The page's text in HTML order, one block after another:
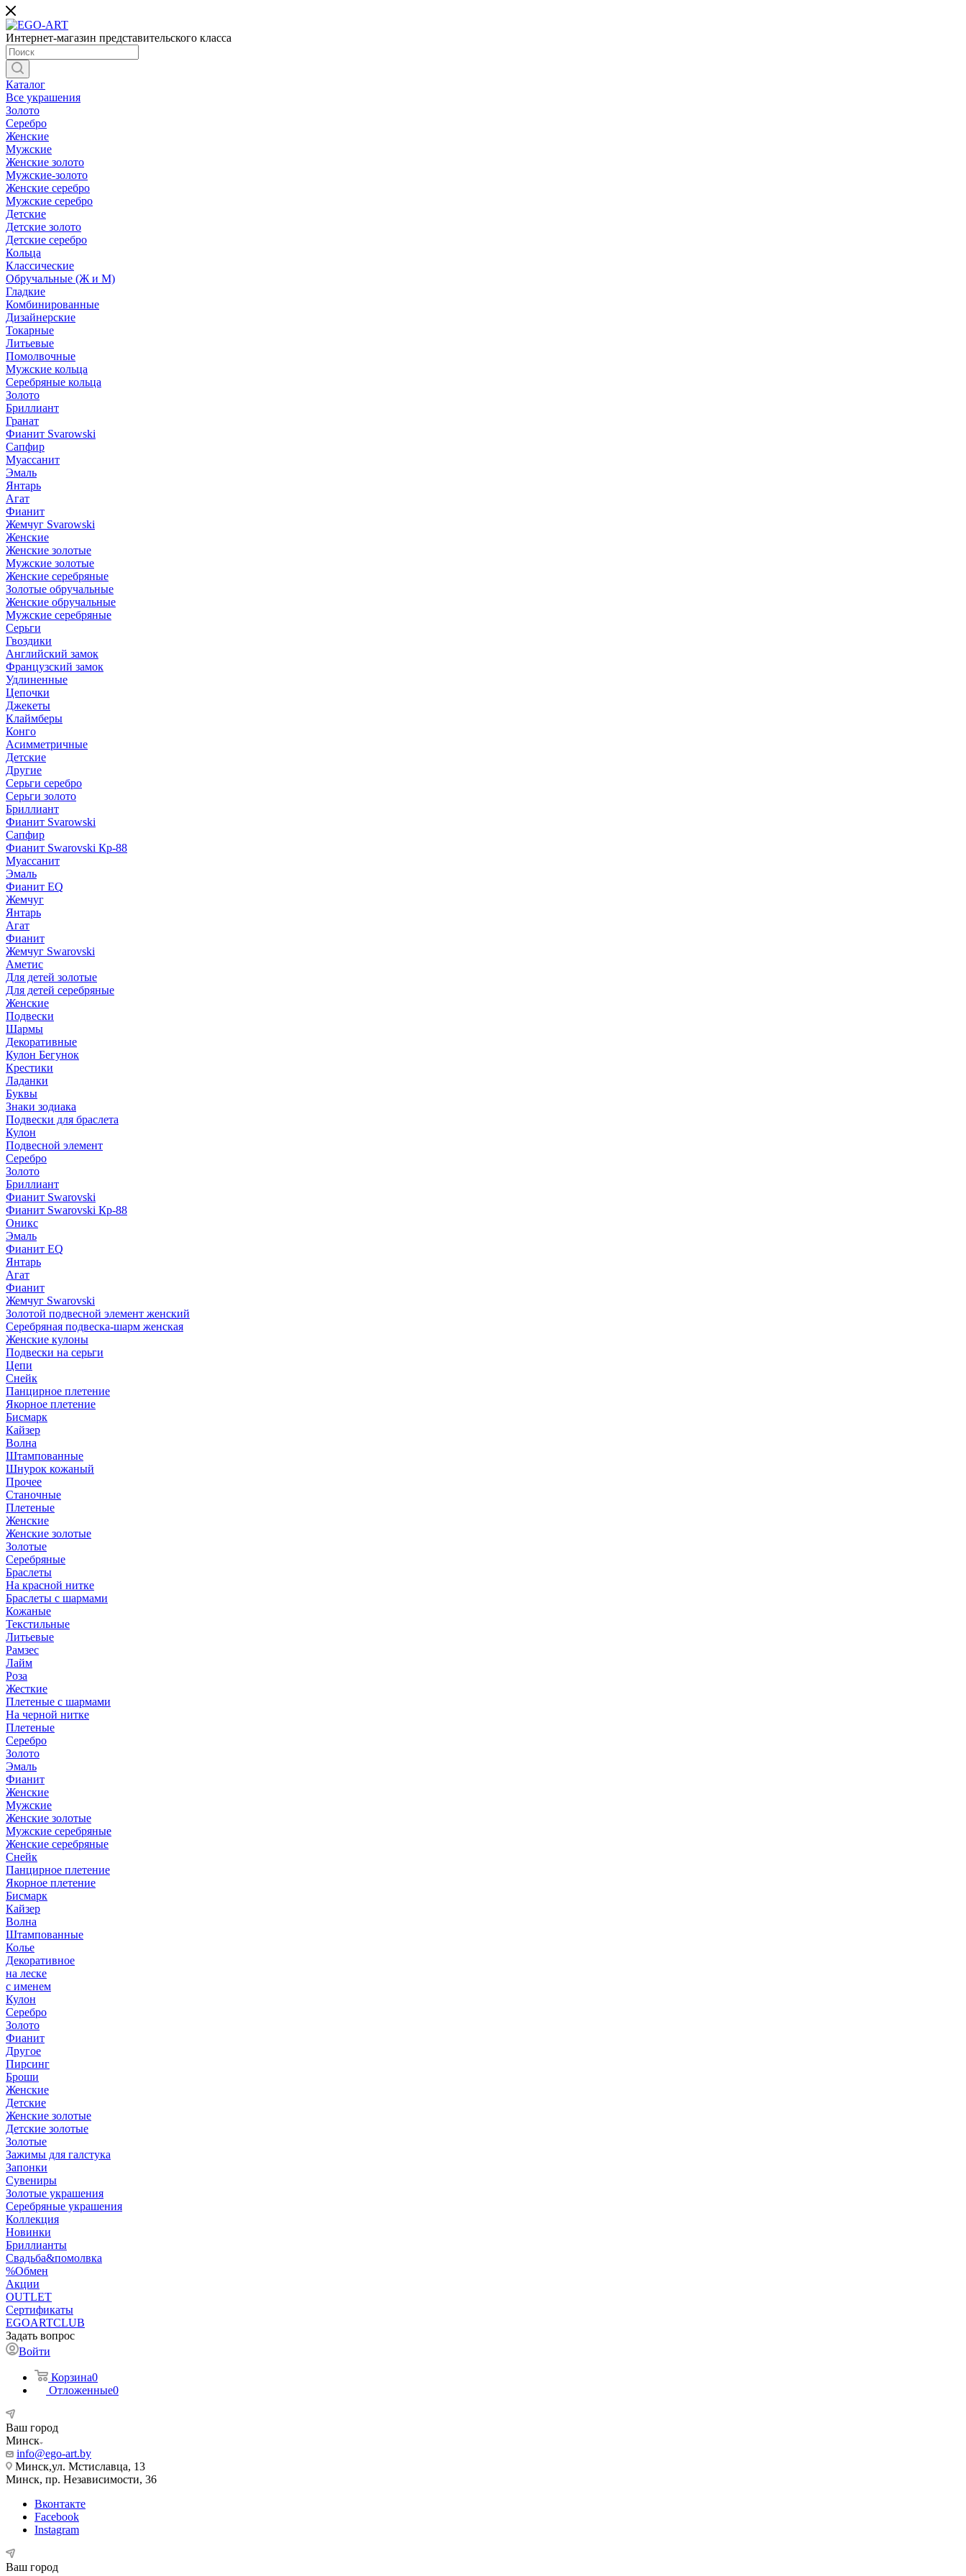
Интернет-магазин представительского класса
Каталог
Все украшения
Золото
Серебро
Женские
Мужские
Женские золото
Мужские-золото
Женские серебро
Мужские серебро
Детские
Детские золото
Детские серебро
Кольца
Классические
Обручальные (Ж и М)
Гладкие
Комбинированные
Дизайнерские
Токарные
Литьевые
Помолвочные
Мужские кольца
Серебряные кольца
Золото
Бриллиант
Гранат
Фианит Svarowski
Сапфир
Муассанит
Эмаль
Янтарь
Агат
Фианит
Жемчуг Svarowski
Женские
Женские золотые
Мужские золотые
Женские серебряные
Золотые обручальные
Женские обручальные
Мужские серебряные
Серьги
Гвоздики
Английский замок
Французский замок
Удлиненные
Цепочки
Джекеты
Клаймберы
Конго
Асимметричные
Детские
Другие
Серьги серебро
Серьги золото
Бриллиант
Фианит Svarowski
Сапфир
Фианит Swarovski Кр-88
Муассанит
Эмаль
Фианит EQ
Жемчуг
Янтарь
Агат
Фианит
Жемчуг Swarovski
Аметис
Для детей золотые
Для детей серебряные
Женские
Подвески
Шармы
Декоративные
Кулон Бегунок
Крестики
Ладанки
Буквы
Знаки зодиака
Подвески для браслета
Кулон
Подвесной элемент
Серебро
Золото
Бриллиант
Фианит Swarovski
Фианит Swarovski Кр-88
Оникс
Эмаль
Фианит EQ
Янтарь
Агат
Фианит
Жемчуг Swarovski
Золотой подвесной элемент женcкий
Серебряная подвеска-шарм женская
Женские кулоны
Подвески на серьги
Цепи
Снейк
Панцирное плетение
Якорное плетение
Бисмарк
Кайзер
Волна
Штампованные
Шнурок кожаный
Прочее
Станочные
Плетеные
Женские
Женские золотые
Золотые
Серебряные
Браслеты
На красной нитке
Браслеты с шармами
Кожаные
Текстильные
Литьевые
Рамзес
Лайм
Роза
Жесткие
Плетеные с шармами
На черной нитке
Плетеные
Серебро
Золото
Эмаль
Фианит
Женские
Мужские
Женские золотые
Мужские серебряные
Женские серебряные
Снейк
Панцирное плетение
Якорное плетение
Бисмарк
Кайзер
Волна
Штампованные
Колье
Декоративное
на леске
с именем
Кулон
Серебро
Золото
Фианит
Другое
Пирсинг
Броши
Женские
Детские
Женские золотые
Детские золотые
Золотые
Зажимы для галстука
Запонки
Сувениры
Золотые украшения
Серебряные украшения
Коллекция
Новинки
Бриллианты
Свадьба&помолвка
%Обмен
Акции
OUTLET
Сертификаты
EGOARTCLUB
Задать вопрос
Войти
Корзина0
Отложенные0
Ваш город
Минск
info@ego-art.by
Минск,ул. Мстиславца, 13
Минск, пр. Независимости, 36
Вконтакте
Facebook
Instagram
Ваш город